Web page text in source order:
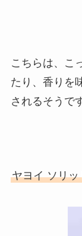
こちらは、こ
たり、香りを
されるそうで
ヤヨイ ソリ